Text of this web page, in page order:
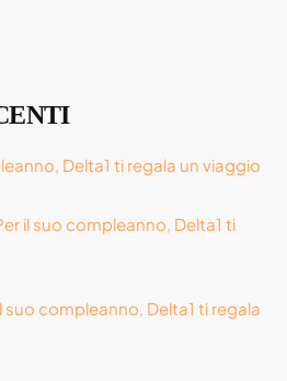
Delta1 ti regala un viaggio
il suo compleanno, Delta1 ti
suo compleanno, Delta1 ti regala